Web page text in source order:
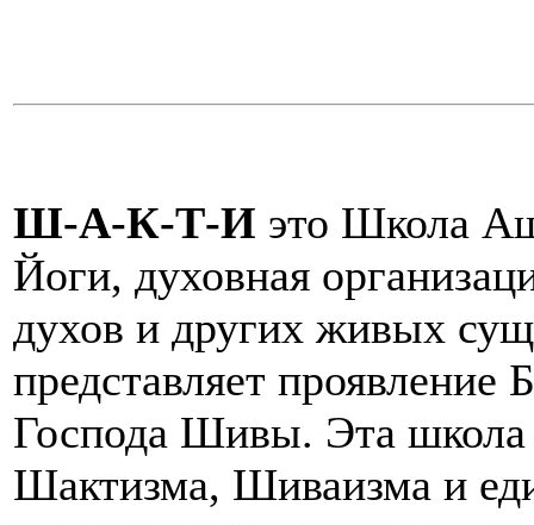
Ш-А-К-Т-И это Школа
Йоги, духовная
духов и других живых
представляет проявление
Господа Шивы. Эта школа
Шактизма, Шиваизма и